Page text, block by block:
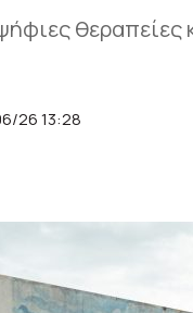
θεραπείες
26 13:28